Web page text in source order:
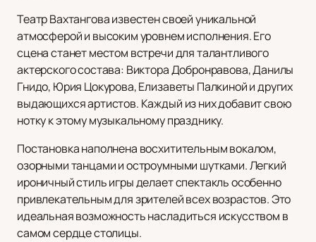
Театр Вахтангова известен своей уникальной
атмосферой и высоким уровнем исполнения. Его
сцена станет местом встречи для талантливого
актерского состава: Виктора Добронравова, Данилы
Гнидо, Юрия Цокурова, Елизаветы Палкиной и других
выдающихся артистов. Каждый из них добавит свою
нотку к этому музыкальному празднику.
Постановка наполнена восхитительным вокалом,
озорными танцами и остроумными шутками. Легкий
ироничный стиль игры делает спектакль особенно
привлекательным для зрителей всех возрастов. Это
идеальная возможность насладиться искусством в
самом сердце столицы.